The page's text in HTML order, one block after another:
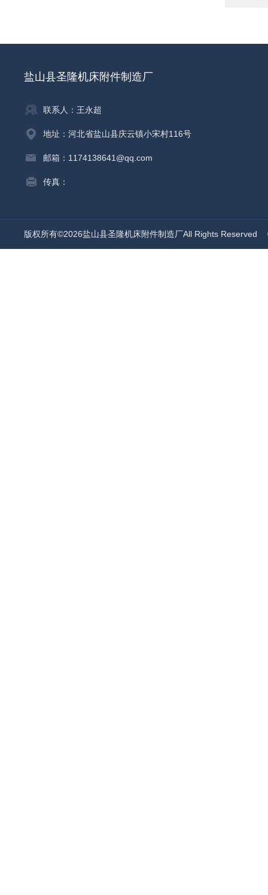
盐山县圣隆机床附件制造厂
联系人：王永超
地址：河北省盐山县庆云镇小宋村116号
邮箱：1174138641@qq.com
传真：
版权所有©2026盐山县圣隆机床附件制造厂All Rights Reserved